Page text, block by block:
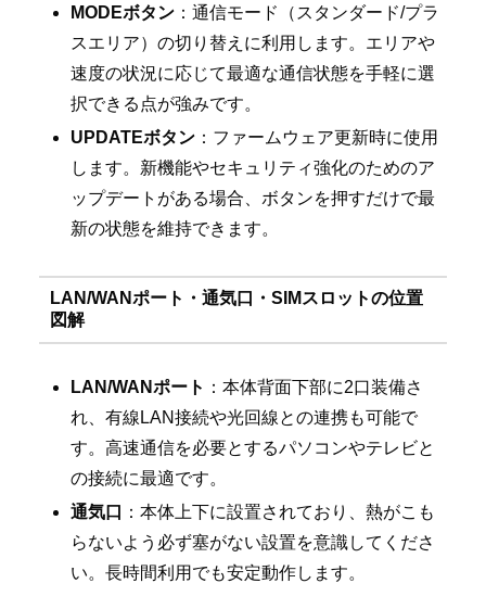
MODEボタン ：通信モード（スタンダード/プラ
スエリア）の切り替えに利用します。エリアや
速度の状況に応じて最適な通信状態を手軽に選
択できる点が強みです。
UPDATEボタン ：ファームウェア更新時に使用
します。新機能やセキュリティ強化のためのア
ップデートがある場合、ボタンを押すだけで最
新の状態を維持できます。
LAN/WANポート・通気口・SIMスロットの位置
図解
LAN/WANポート ：本体背面下部に2口装備さ
れ、有線LAN接続や光回線との連携も可能で
す。高速通信を必要とするパソコンやテレビと
の接続に最適です。
通気口
：本体上下に設置されており、熱がこも
らないよう必ず塞がない設置を意識してくださ
い。長時間利用でも安定動作します。